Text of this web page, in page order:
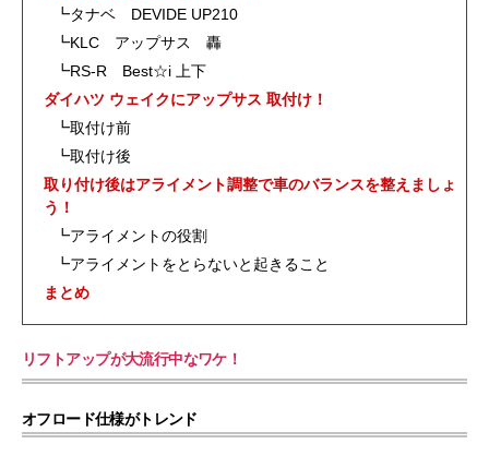
┗タナベ DEVIDE UP210
┗KLC アップサス 轟
┗RS-R Best☆i 上下
ダイハツ ウェイクにアップサス 取付け！
┗取付け前
┗取付け後
取り付け後はアライメント調整で車のバランスを整えましょ
う！
┗アライメントの役割
┗アライメントをとらないと起きること
まとめ
リフトアップが大流行中なワケ！
オフロード仕様がトレンド